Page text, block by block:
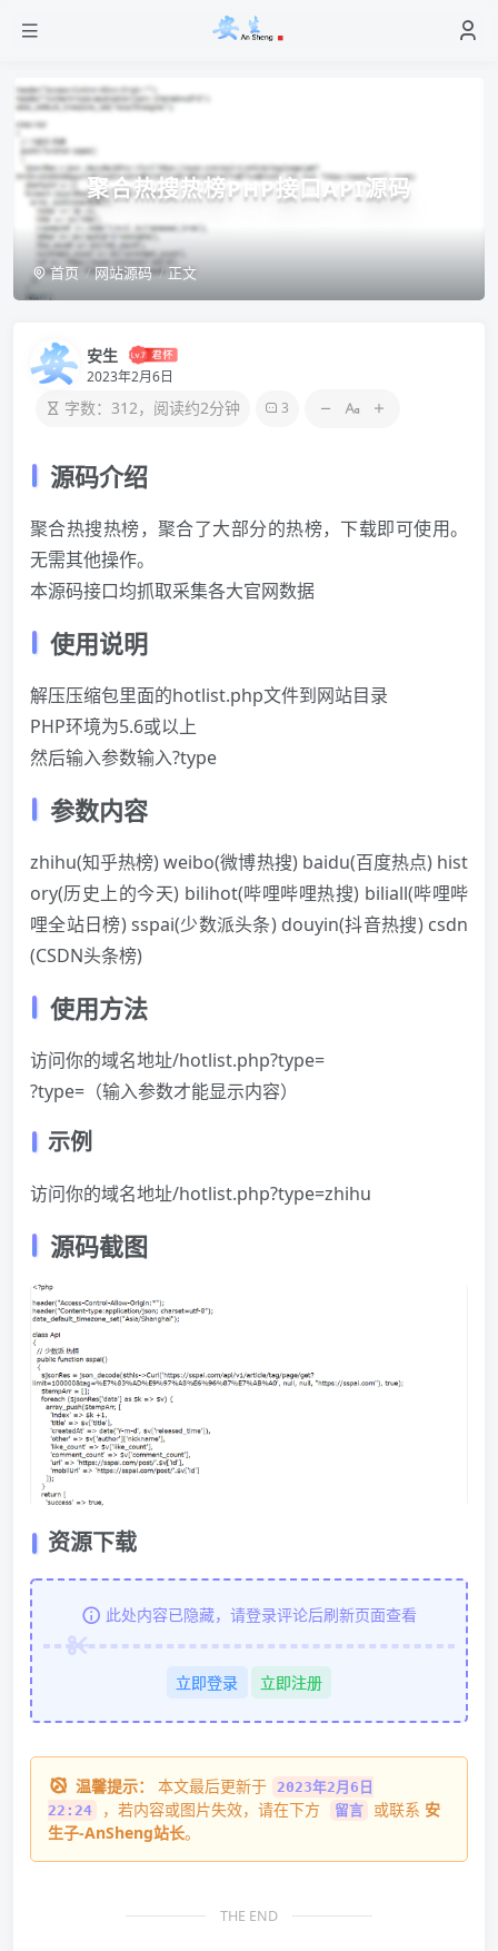
聚合热搜热榜PHP接口API源码
首页 网站源码 正文
安生
2023年2月6日
字数：312，阅读约2分钟 3
源码介绍
聚合热搜热榜，聚合了大部分的热榜，下载即可使用。
无需其他操作。
本源码接口均抓取采集各大官网数据
使用说明
解压压缩包里面的hotlist.php文件到网站目录
PHP环境为5.6或以上
然后输入参数输入?type
参数内容
zhihu(知乎热榜) weibo(微博热搜) baidu(百度热点) hist
ory(历史上的今天) bilihot(哔哩哔哩热搜) biliall(哔哩哔
哩全站日榜) sspai(少数派头条) douyin(抖音热搜) csdn
(CSDN头条榜)
使用方法
访问你的域名地址/hotlist.php?type=
?type=（输入参数才能显示内容）
示例
访问你的域名地址/hotlist.php?type=zhihu
源码截图
资源下载
此处内容已隐藏，请登录评论后刷新页面查看
立即登录 立即注册
温馨提示： 本文最后更新于
2023年2月6日
22:24
，若内容或图片失效，请在下方 留言 或联系 安
生子-AnSheng站长。
THE END